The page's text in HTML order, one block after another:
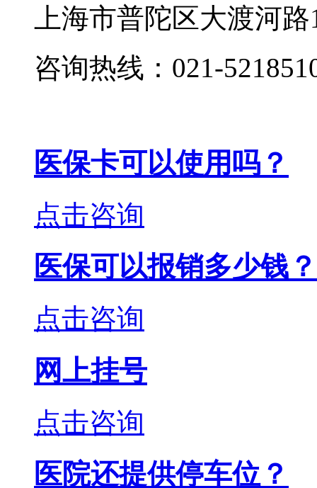
上海市普陀区大渡河
咨询热线：021-
医保卡可以使用吗？
点击咨询
医保可以报销多少钱？
点击咨询
网上挂号
点击咨询
医院还提供停车位？